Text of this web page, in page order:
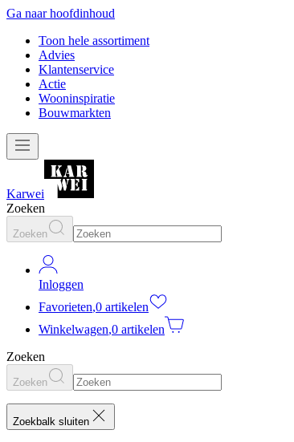
Ga naar hoofdinhoud
Toon hele assortiment
Advies
Klantenservice
Actie
Wooninspiratie
Bouwmarkten
Karwei
Zoeken
Zoeken
Inloggen
Favorieten,0 artikelen
Winkelwagen,0 artikelen
Zoeken
Zoeken
Zoekbalk sluiten